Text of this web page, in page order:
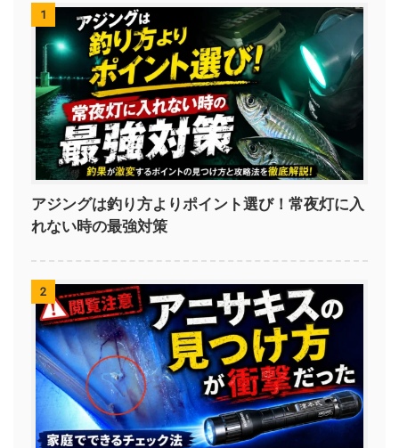
1
アジングは釣り方よりポイント選び！常夜灯に入
れない時の最強対策
2